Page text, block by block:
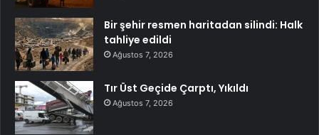
Bir şehir resmen haritadan silindi: Halk
tahliye edildi
Ağustos 7, 2026
Tır Üst Geçide Çarptı, Yıkıldı
Ağustos 7, 2026